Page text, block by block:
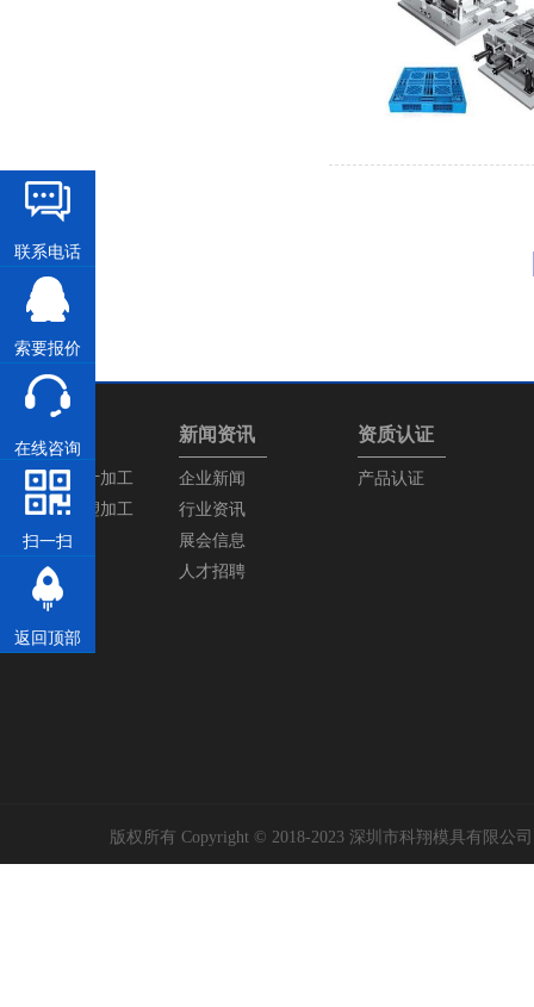
塑胶模具设计加工
塑胶产品注塑加工
新闻资讯
企业新闻
行业资讯
展会信息
人才招聘
资质认证
产品认证
版权所有 Copyright © 2018-2023 深圳市科翔模具有限公
联系电话
索要报价
在线咨询
扫一扫
返回顶部